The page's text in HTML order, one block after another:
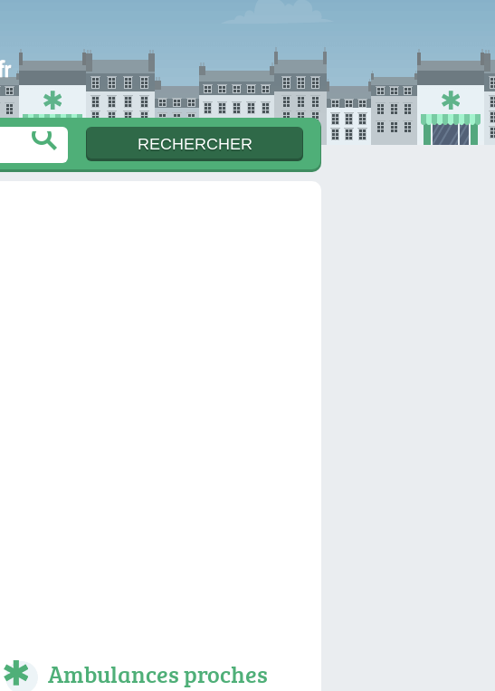
Ambulances proches